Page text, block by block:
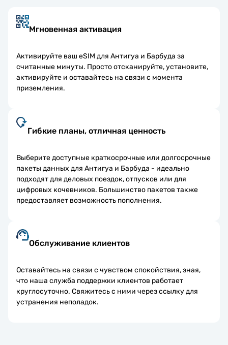
Мгновенная активация
Активируйте ваш eSIM для Антигуа и Барбуда за
считанные минуты. Просто отсканируйте, установите,
активируйте и оставайтесь на связи с момента
приземления.
Гибкие планы, отличная ценность
Выберите доступные краткосрочные или долгосрочные
пакеты данных для Антигуа и Барбуда - идеально
подходят для деловых поездок, отпусков или для
цифровых кочевников. Большинство пакетов также
предоставляет возможность пополнения.
Обслуживание клиентов
Оставайтесь на связи с чувством спокойствия, зная,
что наша служба поддержки клиентов работает
круглосуточно. Свяжитесь с ними через ссылку для
устранения неполадок.